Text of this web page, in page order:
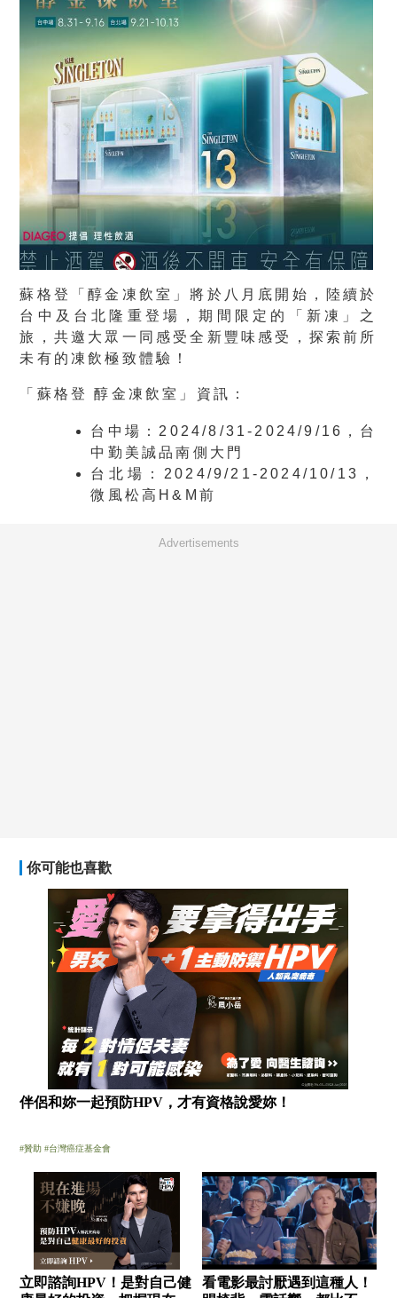
蘇格登「醇金凍飲室」將於八月底開始，陸續於
台中及台北隆重登場，期間限定的「新凍」之
旅，共邀大眾一同感受全新豐味感受，探索前所
未有的凍飲極致體驗！
「蘇格登 醇金凍飲室」資訊：
台中場：2024/8/31-2024/9/16，台
中勤美誠品南側大門
台北場：2024/9/21-2024/10/13，
微風松高H&M前
Advertisements